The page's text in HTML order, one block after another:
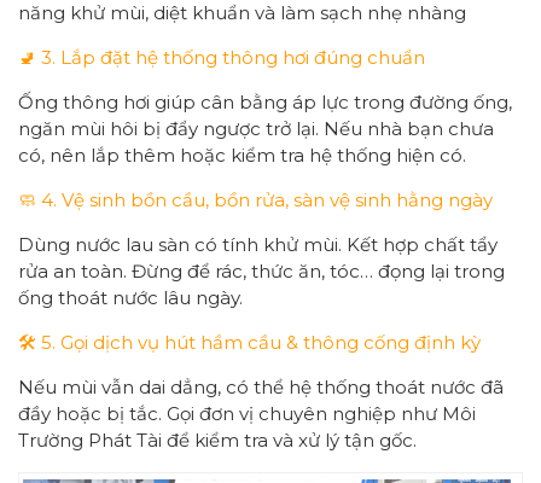
năng khử mùi, diệt khuẩn và làm sạch nhẹ nhàng
🚽 3. Lắp đặt hệ thống thông hơi đúng chuẩn
Ống thông hơi giúp cân bằng áp lực trong đường ống,
ngăn mùi hôi bị đẩy ngược trở lại. Nếu nhà bạn chưa
có, nên lắp thêm hoặc kiểm tra hệ thống hiện có.
🧼 4. Vệ sinh bồn cầu, bồn rửa, sàn vệ sinh hằng ngày
Dùng nước lau sàn có tính khử mùi. Kết hợp chất tẩy
rửa an toàn. Đừng để rác, thức ăn, tóc… đọng lại trong
ống thoát nước lâu ngày.
🛠️ 5. Gọi dịch vụ hút hầm cầu & thông cống định kỳ
Nếu mùi vẫn dai dẳng, có thể hệ thống thoát nước đã
đầy hoặc bị tắc. Gọi đơn vị chuyên nghiệp như Môi
Trường Phát Tài để kiểm tra và xử lý tận gốc.